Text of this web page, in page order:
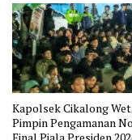
Kapolsek Cikalong
Pimpin Pengamanan